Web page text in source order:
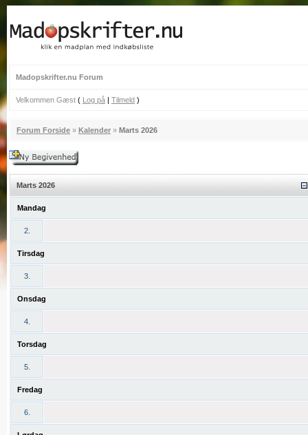
Madopskrifter.nu Forum
Velkommen Gæst ( Log på | Tilmeld )
Forum Forside » Kalender » Marts 2026
Marts 2026
Mandag
2.
Tirsdag
3.
Onsdag
4.
Torsdag
5.
Fredag
6.